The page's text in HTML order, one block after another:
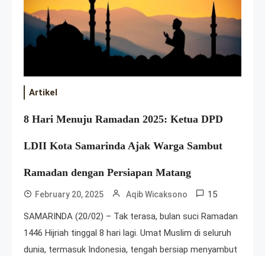
Artikel
8 Hari Menuju Ramadan 2025: Ketua DPD
LDII Kota Samarinda Ajak Warga Sambut
Ramadan dengan Persiapan Matang
February 20, 2025 Aqib Wicaksono 15
SAMARINDA (20/02) – Tak terasa, bulan suci Ramadan
1446 Hijriah tinggal 8 hari lagi. Umat Muslim di seluruh
dunia, termasuk Indonesia, tengah bersiap menyambut